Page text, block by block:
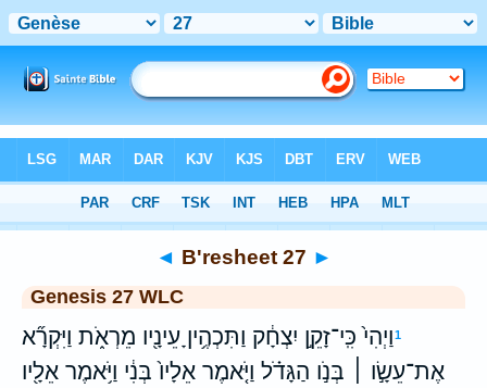
> B'resheet 27
◄ B'resheet 27 ►
Genesis 27 WLC
1וַיְהִי֙ כִּֽי־זָקֵ֣ן יִצְחָ֔ק וַתִּכְהֶ֥יןָ עֵינָ֖יו מֵרְאֹ֑ת וַיִּקְרָ֞א
אֶת־עֵשָׂ֣ו ׀ בְּנֹ֣ו הַגָּדֹ֗ל וַיֹּ֤אמֶר אֵלָיו֙ בְּנִ֔י וַיֹּ֥אמֶר אֵלָ֖יו